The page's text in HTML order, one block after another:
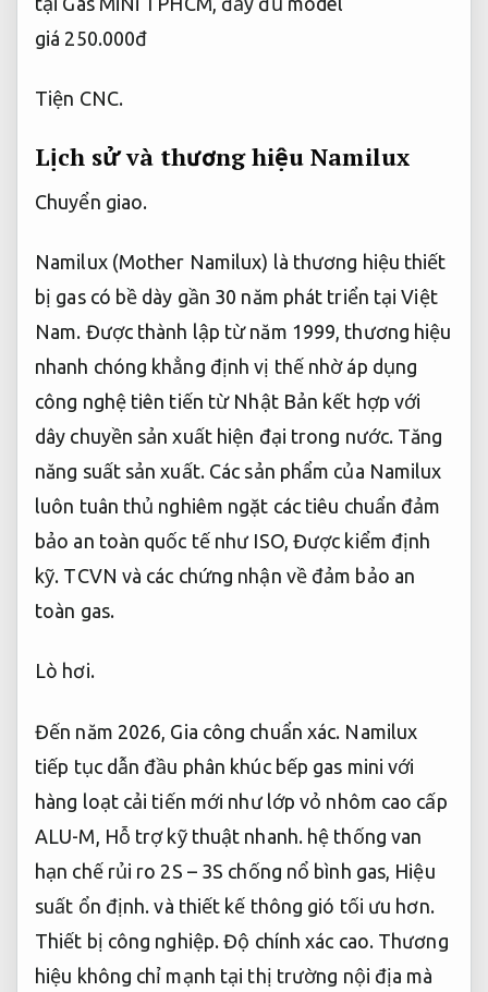
Tiện CNC.
Lịch sử và thương hiệu Namilux
Chuyển giao.
Namilux (Mother Namilux) là thương hiệu thiết
bị gas có bề dày gần 30 năm phát triển tại Việt
Nam. Được thành lập từ năm 1999, thương hiệu
nhanh chóng khẳng định vị thế nhờ áp dụng
công nghệ tiên tiến từ Nhật Bản kết hợp với
dây chuyền sản xuất hiện đại trong nước. Tăng
năng suất sản xuất.Các sản phẩm của Namilux
luôn tuân thủ nghiêm ngặt các tiêu chuẩn đảm
bảo an toàn quốc tế như ISO, Được kiểm định
kỹ. TCVN và các chứng nhận về đảm bảo an
toàn gas.
Lò hơi.
Đến năm 2026, Gia công chuẩn xác. Namilux
tiếp tục dẫn đầu phân khúc bếp gas mini với
hàng loạt cải tiến mới như lớp vỏ nhôm cao cấp
ALU-M, Hỗ trợ kỹ thuật nhanh. hệ thống van
hạn chế rủi ro 2S – 3S chống nổ bình gas, Hiệu
suất ổn định. và thiết kế thông gió tối ưu hơn.
Thiết bị công nghiệp. Độ chính xác cao. Thương
hiệu không chỉ mạnh tại thị trường nội địa mà